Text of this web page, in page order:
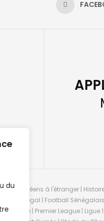
duguinéens à l'étranger |
Sénégal | Football
Guinée | Premier League | Ligue